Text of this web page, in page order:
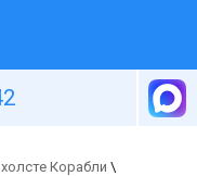
Корабли \